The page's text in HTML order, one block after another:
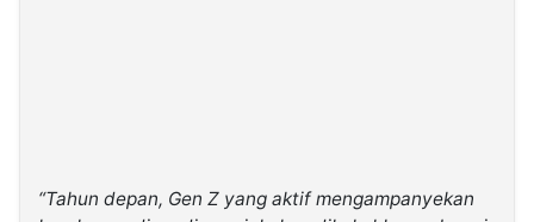
“Tahun depan, Gen Z yang aktif mengampanyekan